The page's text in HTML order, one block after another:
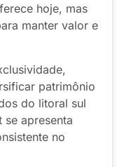
hoje, mas
manter valor e
patrimônio
do litoral sul
se apresenta
no